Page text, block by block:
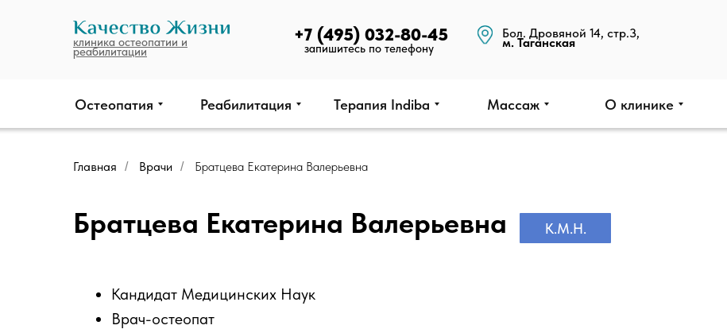
запишитесь по телефону
клиника остеопатии и
реабилитации
+7 (495) 032-80-45 Бол. Дровяной 14, стр.3,
м. Таганская
Остеопатия Реабилитация Терапия Indiba Массаж О клинике
Главная / Врачи / Братцева Екатерина Валерьевна
Братцева Екатерина Валерьевна
Кандидат Медицинских Наук
Врач-остеопат
К.М.Н.